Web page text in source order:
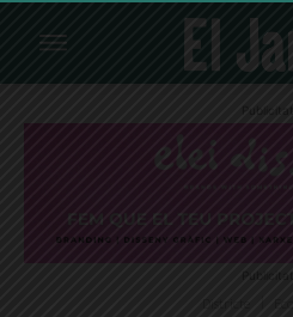
Publicitat
Publicitat